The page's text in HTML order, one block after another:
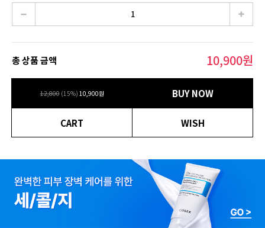
총 상품 금액 10,900원
12,800 (15%) 10,900원 BUY NOW
CART WISH